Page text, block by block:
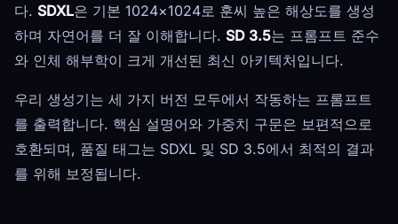
다. SDXL은 기본 1024×1024로 훈씨 높은 해상도를 생성
하며 자연어를 더 잘 이해합니다. SD 3.5는 프롬프트 준수
와 인체 해부학이 크게 개선된 최신 아키텍처입니다.
우리 생성기는 세 가지 버전 모두에서 작동하는 프롬프트
를 출력합니다. 핵심 설명어와 가중치 구문은 보편적으로
호환되며, 품질 태그는 SDXL 및 SD 3.5에서 최적의 결과
를 위해 보정됩니다.